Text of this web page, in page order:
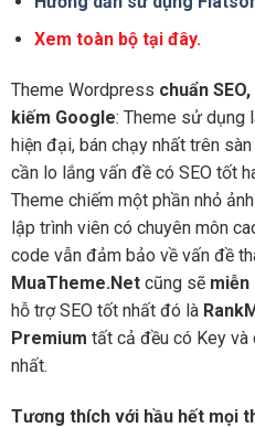
Xem toàn bộ tại đây.
Theme Wordpress chuẩn
kiếm Google: Theme sử dụng
hiện đại, bán chạy nhất trên
cần lo lắng vấn đề có SEO tốt
Theme chiếm một phần nhỏ
lập trình viên có chuyên môn
code vẫn đảm bảo về vấn đề
MuaTheme.Net cũng sẽ miễn
hỗ trợ SEO tốt nhất đó là
Premium tất cả đều có Key
nhất.
Tương thích với hầu hết mọi